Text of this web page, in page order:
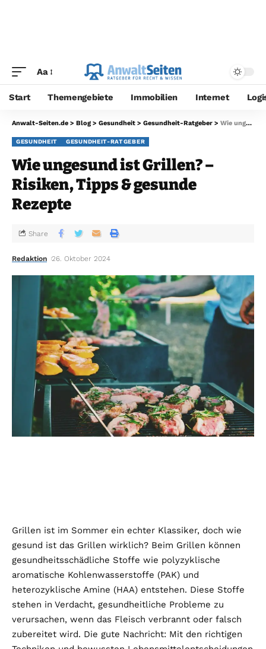
Aa
Start Themengebiete Immobilien Internet
Anwalt-Seiten.de > Blog > Gesundheit > Gesundheit-Ratgeber > Wie ungesund ist Grillen? – Risiken, Tipps & gesunde Rezepte
GESUNDHEIT GESUNDHEIT-RATGEBER
Wie ungesund ist Grillen? –
Risiken, Tipps & gesunde
Rezepte
Redaktion 26. Oktober 2024
Share
Grillen ist im Sommer ein echter Klassiker, doch wie
gesund ist das Grillen wirklich? Beim Grillen können
gesundheitsschädliche Stoffe wie polyzyklische
aromatische Kohlenwasserstoffe (PAK) und
heterozyklische Amine (HAA) entstehen. Diese Stoffe
stehen in Verdacht, gesundheitliche Probleme zu
verursachen, wenn das Fleisch verbrannt oder falsch
zubereitet wird. Die gute Nachricht: Mit den richtigen